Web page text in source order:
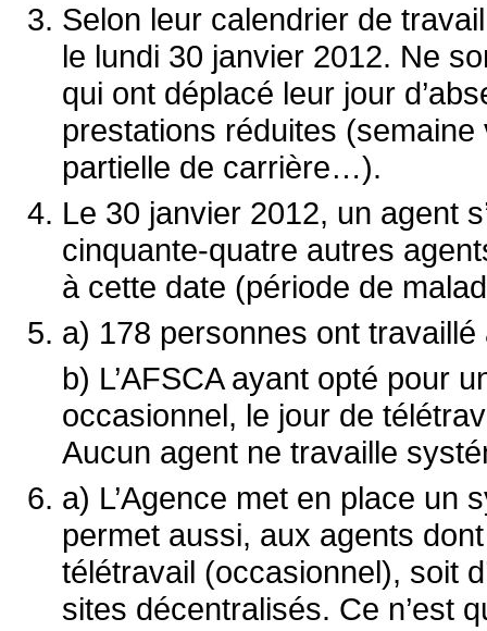
Selon leur calendrier de
le lundi 30 janvier 2012. Ne
qui ont déplacé leur jour
prestations réduites
partielle de carrière…).
Le 30 janvier 2012, un agent
cinquante-quatre autres
à cette date (période de
a) 178 personnes ont
b) L’AFSCA ayant opté pour
occasionnel, le jour de
Aucun agent ne travaille
a) L’Agence met en place un
permet aussi, aux agents
télétravail (occasionnel), soit
sites décentralisés. Ce n’est